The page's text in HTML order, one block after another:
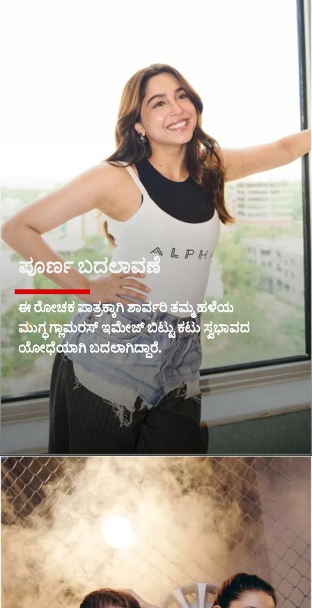
ಪೂರ್ಣ ಬದಲಾವಣೆ
ಈ ರೋಚಕ ಪಾತ್ರಕ್ಕಾಗಿ ಶಾರ್ವರಿ ತಮ್ಮ ಹಳೆಯ
ಮುಗ್ಧ ಗ್ಲಾಮರಸ್ ಇಮೇಜ್ ಬಿಟ್ಟು ಕಟು ಸ್ವಭಾವದ
ಯೋಧೆಯಾಗಿ ಬದಲಾಗಿದ್ದಾರೆ.